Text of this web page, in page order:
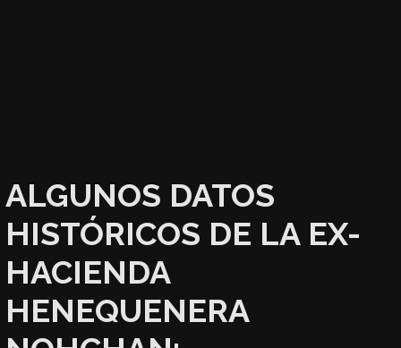
ALGUNOS DATOS
HISTÓRICOS DE LA EX-
HACIENDA
HENEQUENERA